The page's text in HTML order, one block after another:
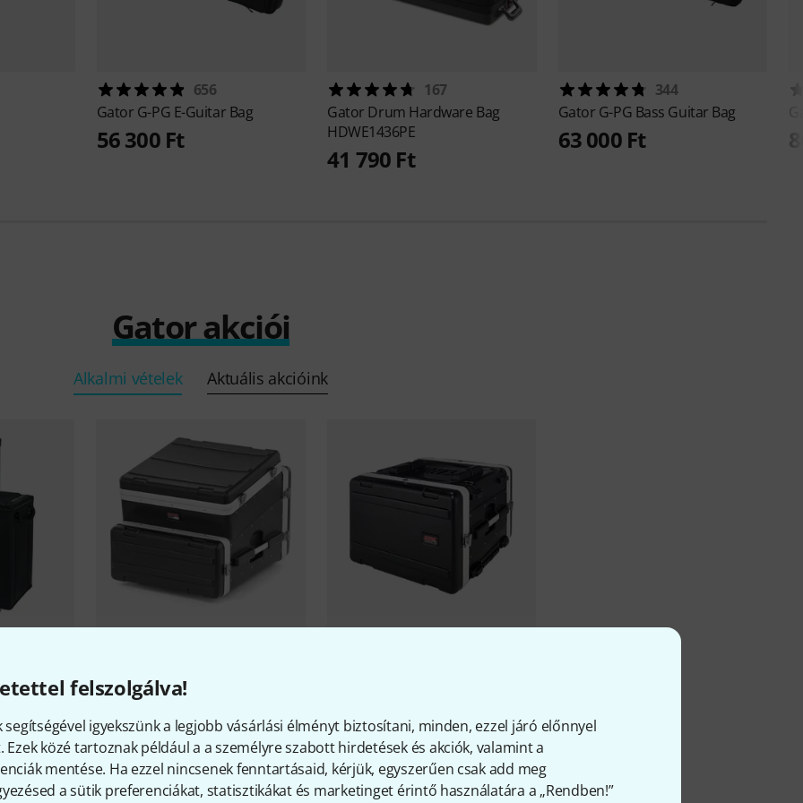
felszolgálva!
segítségével igyekszünk a legjobb vásárlási élményt biztosítani, minden, ezzel járó előnnyel
Ezek közé tartoznak például a a személyre szabott hirdetések és akciók, valamint a
mentése. Ha ezzel nincsenek fenntartásaid, kérjük, egyszerűen csak add meg
a sütik preferenciákat, statisztikákat és marketinget érintő használatára a „Rendben!”
656
Gator G-PG E-Guitar Bag
56 300 Ft
167
Gator Drum Hardware Bag
HDWE1436PE
41 790 Ft
344
Gator G-PG Bass Guitar Bag
63 000 Ft
Gator akciói
Alkalmi vételek Aktuális akcióink
71 300 Ft